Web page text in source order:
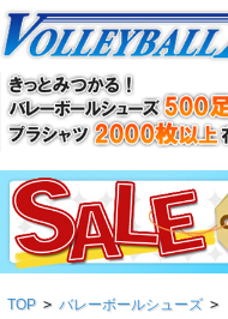
TOP > バレーボールシューズ >